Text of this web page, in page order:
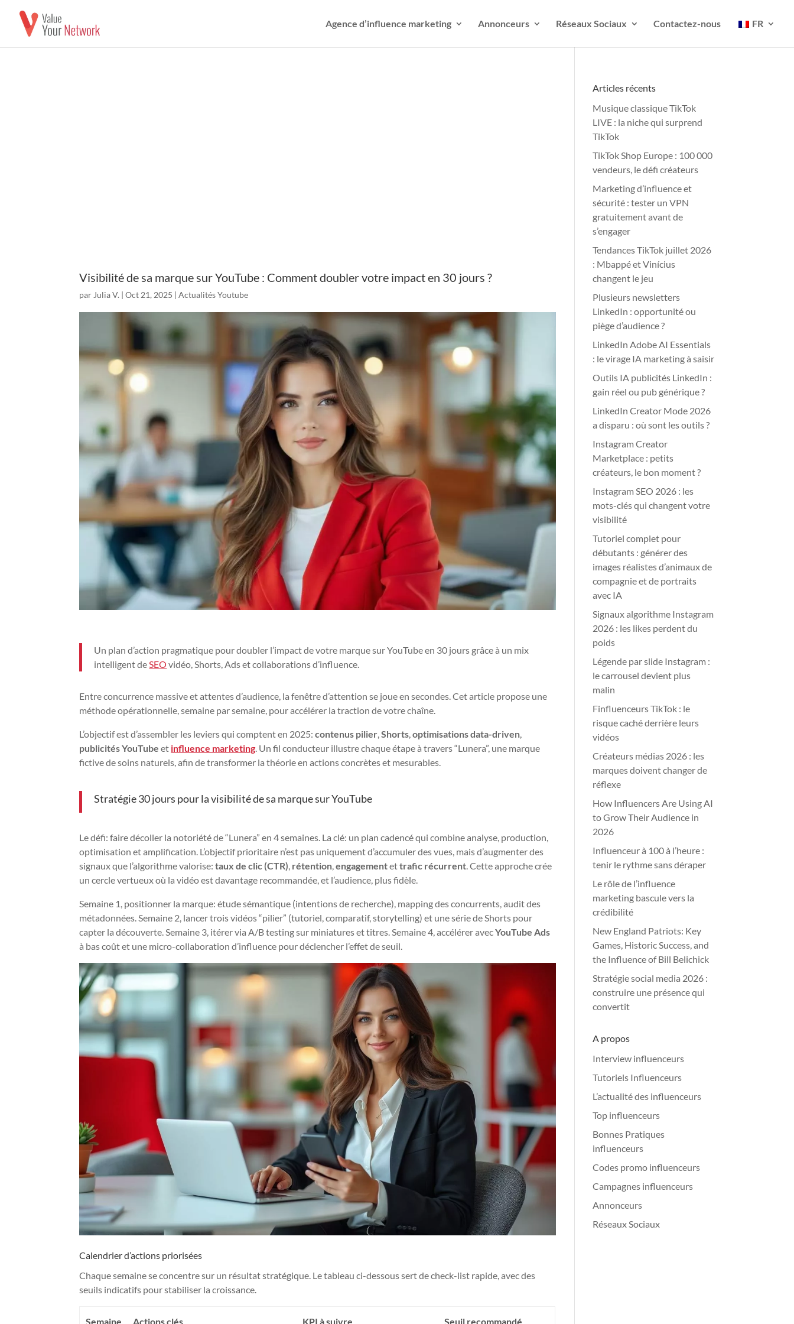
Agence d’influence marketing Annonceurs Réseaux Sociaux Contactez-nous FR
Visibilité de sa marque sur YouTube : Comment doubler votre impact en 30 jours ?
par Julia V. |Oct 21, 2025 |Actualités Youtube
Un plan d’action pragmatique pour doubler l’impact de votre marque sur YouTube en 30 jours grâce à un mix
intelligent deSEO vidéo, Shorts, Ads et collaborations d’influence.
Entre concurrence massive et attentes d’audience, la fenêtre d’attention se joue en secondes. Cet article propose une
méthode opérationnelle, semaine par semaine, pour accélérer la traction de votre chaîne.
L’objectif est d’assembler les leviers qui comptent en 2025:contenus pilier,Shorts,optimisations data-driven,
publicités YouTube et influence marketing. Un fil conducteur illustre chaque étape à travers “Lunera”, une marque
fictive de soins naturels, afin de transformer la théorie en actions concrètes et mesurables.
Stratégie 30 jours pour la visibilité de sa marque sur YouTube
Le défi: faire décoller la notoriété de “Lunera” en 4 semaines. La clé: un plan cadencé qui combine analyse, production,
optimisation et amplification. L’objectif prioritaire n’est pas uniquement d’accumuler des vues, mais d’augmenter des
signaux que l’algorithme valorise:taux de clic (CTR), rétention,engagementettrafic récurrent. Cette approche crée
un cercle vertueux où la vidéo est davantage recommandée, et l’audience, plus fidèle.
Semaine 1, positionner la marque: étude sémantique (intentions de recherche), mapping des concurrents, audit des
métadonnées. Semaine 2, lancer trois vidéos “pilier” (tutoriel, comparatif, storytelling) et une série de Shorts pour
capter la découverte. Semaine 3, itérer via A/B testing sur miniatures et titres. Semaine 4, accélérer avecYouTube Ads
à bas coût et une micro-collaboration d’influence pour déclencher l’effet de seuil.
Calendrier d’actions priorisées
Chaque semaine se concentre sur un résultat stratégique. Le tableau ci-dessous sert de check-list rapide, avec des
seuils indicatifs pour stabiliser la croissance.
Semaine Actions clés KPI à suivre Seuil recommandé
Articles récents
Musique classique TikTok
LIVE : la niche qui surprend
TikTok
TikTok Shop Europe : 100 000
vendeurs, le défi créateurs
Marketing d’influence et
sécurité : tester un VPN
gratuitement avant de
s’engager
Tendances TikTok juillet 2026
: Mbappé et Vinícius
changent le jeu
Plusieurs newsletters
LinkedIn : opportunité ou
piège d’audience ?
LinkedIn Adobe AI Essentials
: le virage IA marketing à saisir
Outils IA publicités LinkedIn :
gain réel ou pub générique ?
LinkedIn Creator Mode 2026
a disparu : où sont les outils ?
Instagram Creator
Marketplace : petits
créateurs, le bon moment ?
Instagram SEO 2026 : les
mots-clés qui changent votre
visibilité
Tutoriel complet pour
débutants : générer des
images réalistes d’animaux de
compagnie et de portraits
avec IA
Signaux algorithme Instagram
2026 : les likes perdent du
poids
Légende par slide Instagram :
le carrousel devient plus
malin
Finfluenceurs TikTok : le
risque caché derrière leurs
vidéos
Créateurs médias 2026 : les
marques doivent changer de
réflexe
How Influencers Are Using AI
to Grow Their Audience in
2026
Influenceur à 100 à l’heure :
tenir le rythme sans déraper
Le rôle de l’influence
marketing bascule vers la
crédibilité
New England Patriots: Key
Games, Historic Success, and
the Influence of Bill Belichick
Stratégie social media 2026 :
construire une présence qui
convertit
A propos
Interview influenceurs
Tutoriels Influenceurs
L’actualité des influenceurs
Top influenceurs
Bonnes Pratiques
influenceurs
Codes promo influenceurs
Campagnes influenceurs
Annonceurs
Réseaux Sociaux